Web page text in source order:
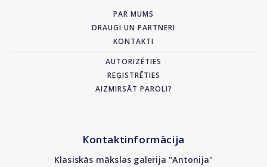
PAR MUMS
DRAUGI UN PARTNERI
KONTAKTI
AUTORIZĒTIES
REĢISTRĒTIES
AIZMIRSĀT PAROLI?
Kontaktinformācija
Klasiskās mākslas galerija "Antonija"